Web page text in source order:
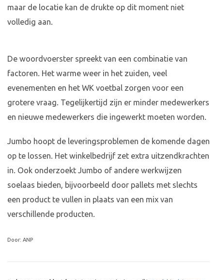
maar de locatie kan de drukte op dit moment niet
volledig aan.
De woordvoerster spreekt van een combinatie van
factoren. Het warme weer in het zuiden, veel
evenementen en het WK voetbal zorgen voor een
grotere vraag. Tegelijkertijd zijn er minder medewerkers
en nieuwe medewerkers die ingewerkt moeten worden.
Jumbo hoopt de leveringsproblemen de komende dagen
op te lossen. Het winkelbedrijf zet extra uitzendkrachten
in. Ook onderzoekt Jumbo of andere werkwijzen
soelaas bieden, bijvoorbeeld door pallets met slechts
een product te vullen in plaats van een mix van
verschillende producten.
Door: ANP